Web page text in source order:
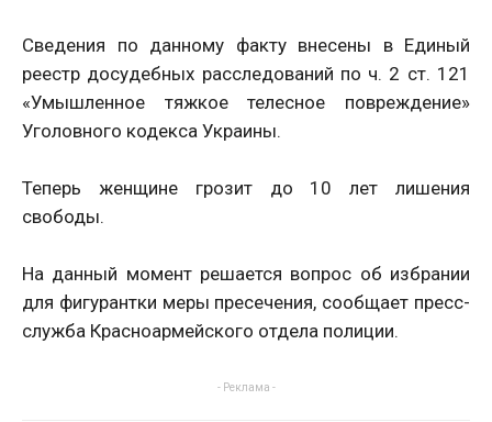
Сведения по данному факту внесены в Единый
реестр досудебных расследований по ч. 2 ст. 121
«Умышленное тяжкое телесное повреждение»
Уголовного кодекса Украины.
Теперь женщине грозит до 10 лет лишения
свободы.
На данный момент решается вопрос об избрании
для фигурантки меры пресечения, сообщает пресс-
служба Красноармейского отдела полиции.
- Реклама -